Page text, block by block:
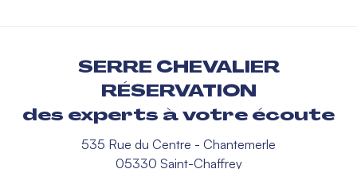
SERRE CHEVALIER
RÉSERVATION
des experts à votre écoute
535 Rue du Centre - Chantemerle
05330 Saint-Chaffrey